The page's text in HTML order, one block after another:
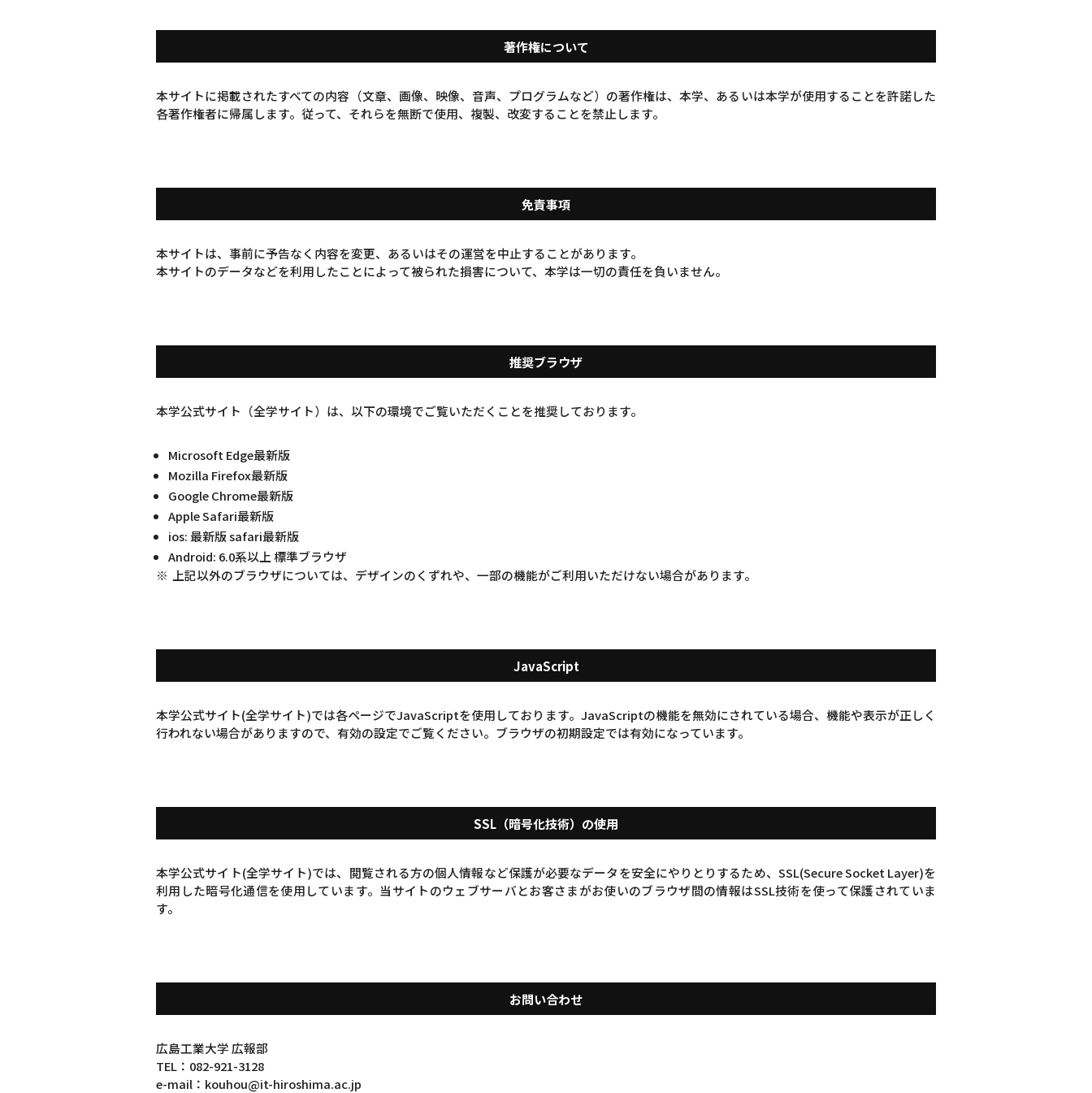
著作権について
本サイトに掲載されたすべての内容（文章、画像、映像、音声、プログラムなど）の著作権は、本学、あるいは本学が使用することを許諾した
各著作権者に帰属します。従って、それらを無断で使用、複製、改変することを禁止します。
免責事項
本サイトは、事前に予告なく内容を変更、あるいはその運営を中止することがあります。
本サイトのデータなどを利用したことによって被られた損害について、本学は一切の責任を負いません。
推奨ブラウザ
本学公式サイト（全学サイト）は、以下の環境でご覧いただくことを推奨しております。
Microsoft Edge最新版
Mozilla Firefox最新版
Google Chrome最新版
Apple Safari最新版
ios: 最新版 safari最新版
Android: 6.0系以上 標準ブラウザ
上記以外のブラウザについては、デザインのくずれや、一部の機能がご利用いただけない場合があります。
JavaScript
本学公式サイト(全学サイト)では各ページでJavaScriptを使用しております。JavaScriptの機能を無効にされている場合、機能や表示が正しく
行われない場合がありますので、有効の設定でご覧ください。ブラウザの初期設定では有効になっています。
SSL（暗号化技術）の使用
本学公式サイト(全学サイト)では、閲覧される方の個人情報など保護が必要なデータを安全にやりとりするため、SSL(Secure Socket Layer)を
利用した暗号化通信を使用しています。当サイトのウェブサーバとお客さまがお使いのブラウザ間の情報はSSL技術を使って保護されていま
す。
お問い合わせ
広島工業大学 広報部
TEL：082-921-3128
e-mail：kouhou@it-hiroshima.ac.jp